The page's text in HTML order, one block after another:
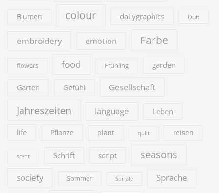
Blumen colour dailygraphics Duft
embroidery emotion Farbe
flowers food Frühling garden
Garten Gefühl Gesellschaft
Jahreszeiten language Leben
life Pflanze plant quilt reisen
scent Schrift script seasons
society Sommer Spirale Sprache